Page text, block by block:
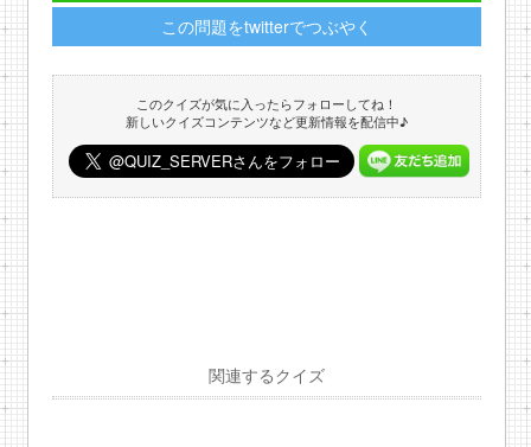
この問題をtwitterでつぶやく
このクイズが気に入ったらフォローしてね！
新しいクイズコンテンツなど更新情報を配信中♪
関連するクイズ